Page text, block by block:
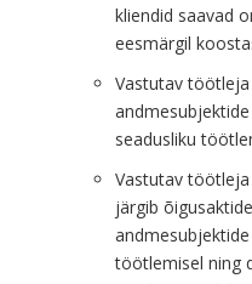
kliendid saavad
eesmärgil
Vastutav
seadusliku
Vastutav
järgib
töötlemisel ning